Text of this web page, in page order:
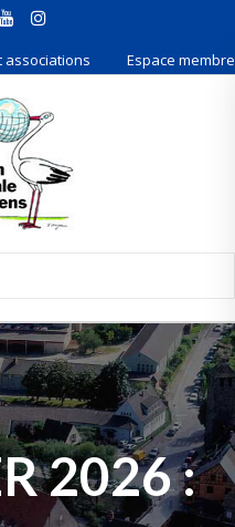
associations Espace membre
2026 :